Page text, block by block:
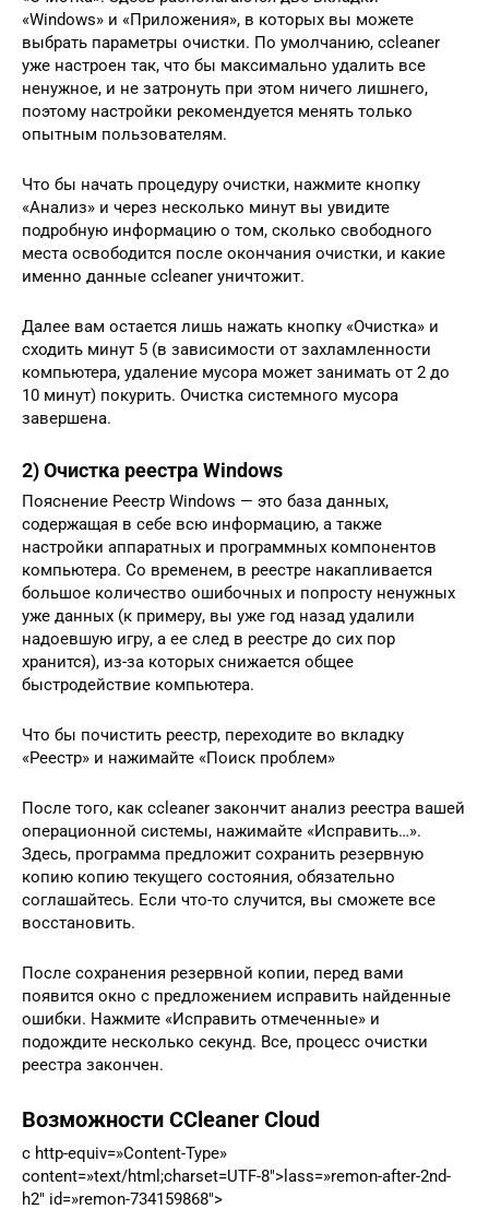
«Windows» и «Приложения», в которых вы можете
выбрать параметры очистки. По умолчанию, ccleaner
уже настроен так, что бы максимально удалить все
ненужное, и не затронуть при этом ничего лишнего,
поэтому настройки рекомендуется менять только
опытным пользователям.
Что бы начать процедуру очистки, нажмите кнопку
«Анализ» и через несколько минут вы увидите
подробную информацию о том, сколько свободного
места освободится после окончания очистки, и какие
именно данные ccleaner уничтожит.
Далее вам остается лишь нажать кнопку «Очистка» и
сходить минут 5 (в зависимости от захламленности
компьютера, удаление мусора может занимать от 2 до
10 минут) покурить. Очистка системного мусора
завершена.
2) Очистка реестра Windows
Пояснение Реестр Windows — это база данных,
содержащая в себе всю информацию, а также
настройки аппаратных и программных компонентов
компьютера. Со временем, в реестре накапливается
большое количество ошибочных и попросту ненужных
уже данных (к примеру, вы уже год назад удалили
надоевшую игру, а ее след в реестре до сих пор
хранится), из-за которых снижается общее
быстродействие компьютера.
Что бы почистить реестр, переходите во вкладку
«Реестр» и нажимайте «Поиск проблем»
После того, как ccleaner закончит анализ реестра вашей
операционной системы, нажимайте «Исправить…».
Здесь, программа предложит сохранить резервную
копию копию текущего состояния, обязательно
соглашайтесь. Если что-то случится, вы сможете все
восстановить.
После сохранения резервной копии, перед вами
появится окно с предложением исправить найденные
ошибки. Нажмите «Исправить отмеченные» и
подождите несколько секунд. Все, процесс очистки
реестра закончен.
Возможности CCleaner Cloud
c http-equiv=»Content-Type»
content=»text/html;charset=UTF-8″>lass=»remon-after-2nd-
h2″ id=»remon-734159868″>